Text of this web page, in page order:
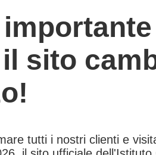
sito
tutti i nostri clienti e